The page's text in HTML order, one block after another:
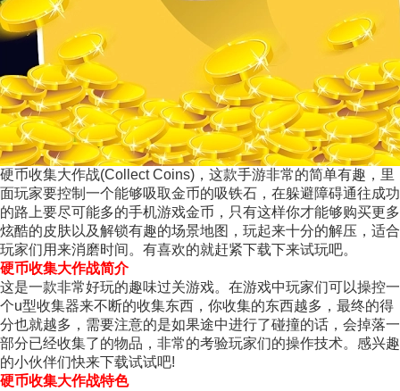
硬币收集大作战(Collect Coins)，这款手游非常的简单有趣，里
面玩家要控制一个能够吸取金币的吸铁石，在躲避障碍通往成功
的路上要尽可能多的手机游戏金币，只有这样你才能够购买更多
炫酷的皮肤以及解锁有趣的场景地图，玩起来十分的解压，适合
玩家们用来消磨时间。有喜欢的就赶紧下载下来试玩吧。
硬币收集大作战简介
这是一款非常好玩的趣味过关游戏。在游戏中玩家们可以操控一
个u型收集器来不断的收集东西，你收集的东西越多，最终的得
分也就越多，需要注意的是如果途中进行了碰撞的话，会掉落一
部分已经收集了的物品，非常的考验玩家们的操作技术。感兴趣
的小伙伴们快来下载试试吧!
硬币收集大作战特色